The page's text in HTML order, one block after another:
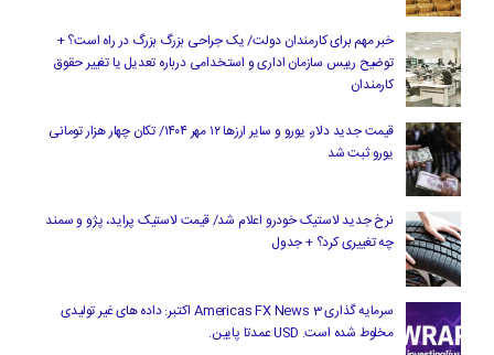
خبر مهم برای کارمندان دولت/ یک جراحی بزرگ بزرگ در راه است؟ +
توضیح رییس سازمان اداری و استخدامی درباره تعدیل یا تغییر حقوق
کارمندان
قیمت جدید دلار، یورو و سایر ارزها ۱۲ مهر ۱۴۰۴/ تکان چهار هزار تومانی
یورو ثبت شد
نرخ جدید لاستیک خودرو اعلام شد/ قیمت لاستیک پراید، پژو و سمند
چه تغییری کرد؟ + جدول
سرمایه گذاری Americas FX News 3 اکتبر: داده های غیر تولیدی
مخلوط شده است. USD عمدتا پایین.